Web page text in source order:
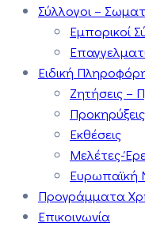
Σύλλογοι –
Εμπορικοί
Ειδική
Ζητήσεις –
Προκηρύξεις
Εκθέσεις
Μελέτες-
Ευρωπαϊκή
Προγράμματα
Επικοινωνία